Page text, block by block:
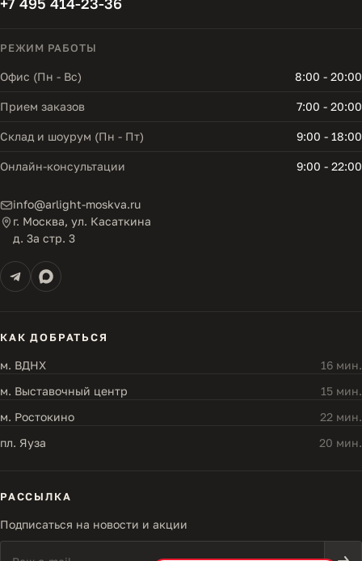
РЕЖИМ РАБОТЫ
Офис (Пн - Вс) 8:00 - 20:00
Прием заказов 7:00 - 20:00
Склад и шоурум (Пн - Пт) 9:00 - 18:00
Онлайн-консультации 9:00 - 22:00
info@arlight-moskva.ru
г. Москва, ул. Касаткина
д. 3а стр. 3
КАК ДОБРАТЬСЯ
м. ВДНХ
16 мин.
м. Выставочный центр
15 мин.
м. Ростокино
22 мин.
пл. Яуза
20 мин.
РАССЫЛКА
Подписаться на новости и акции